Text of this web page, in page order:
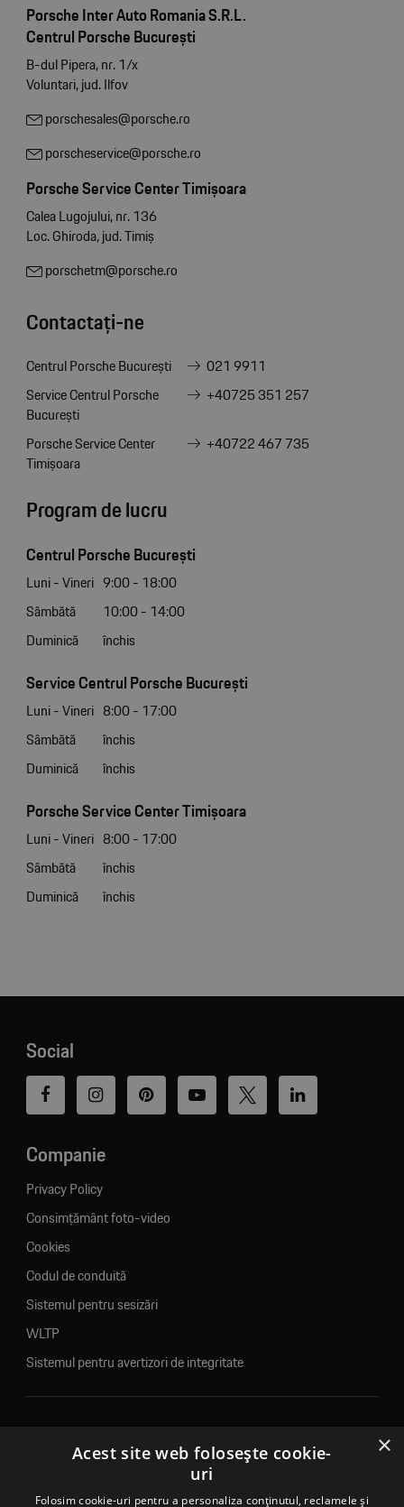
Porsche Inter Auto Romania S.R.L.
Centrul Porsche București
B-dul Pipera, nr. 1/x
Voluntari, jud. Ilfov
porschesales@porsche.ro
porscheservice@porsche.ro
Porsche Service Center Timișoara
Calea Lugojului, nr. 136
Loc. Ghiroda, jud. Timiș
porschetm@porsche.ro
Contactați-ne
Centrul Porsche București
021 9911
Service Centrul Porsche
București
+40725 351 257
Porsche Service Center
Timișoara
+40722 467 735
Program de lucru
Centrul Porsche București
Luni - Vineri 9:00 - 18:00
Sâmbătă
10:00 - 14:00
Duminică
închis
Service Centrul Porsche București
Luni - Vineri 8:00 - 17:00
Sâmbătă
închis
Duminică
închis
Porsche Service Center Timișoara
Luni - Vineri 8:00 - 17:00
Sâmbătă
închis
Duminică
închis
Social
Companie
Privacy Policy
Consimțământ foto-video
Cookies
Codul de conduită
Sistemul pentru sesizări
WLTP
Sistemul pentru avertizori de integritate
© 2026. Porsche Inter Auto Romania. Toate drepturile rezervate.
Porsche Inter Auto Romania SRL
×
Acest site web folosește cookie-
uri
Folosim cookie-uri pentru a personaliza conținutul, reclamele și